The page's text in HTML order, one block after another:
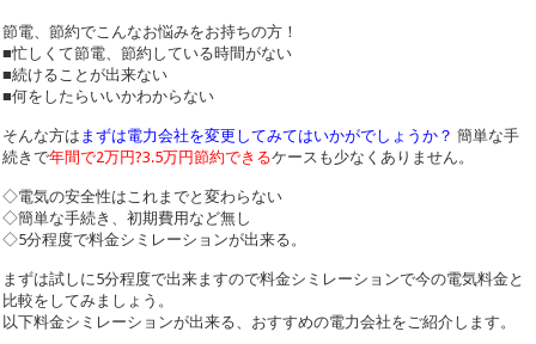
節電、節約でこんなお悩みをお持ちの方！
■忙しくて節電、節約している時間がない
■続けることが出来ない
■何をしたらいいかわからない
そんな方は まずは電力会社を変更してみてはいかがでしょうか？ 簡単な手
続きで年間で2万円?3.5万円節約できるケースも少なくありません。
◇電気の安全性はこれまでと変わらない
◇簡単な手続き、初期費用など無し
◇5分程度で料金シミレーションが出来る。
まずは試しに5分程度で出来ますので料金シミレーションで今の電気料金と
比較をしてみましょう。
以下料金シミレーションが出来る、おすすめの電力会社をご紹介します。